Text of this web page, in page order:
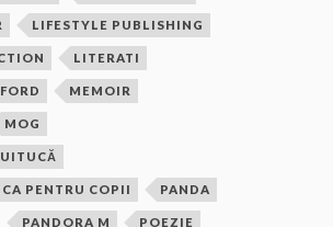
LIFESTYLE PUBLISHING
LITERATI
MEMOIR
MOG
PENTRU COPII PANDA
PANDORA M POEZIE